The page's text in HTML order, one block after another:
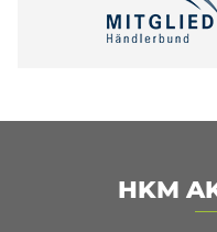
HKM